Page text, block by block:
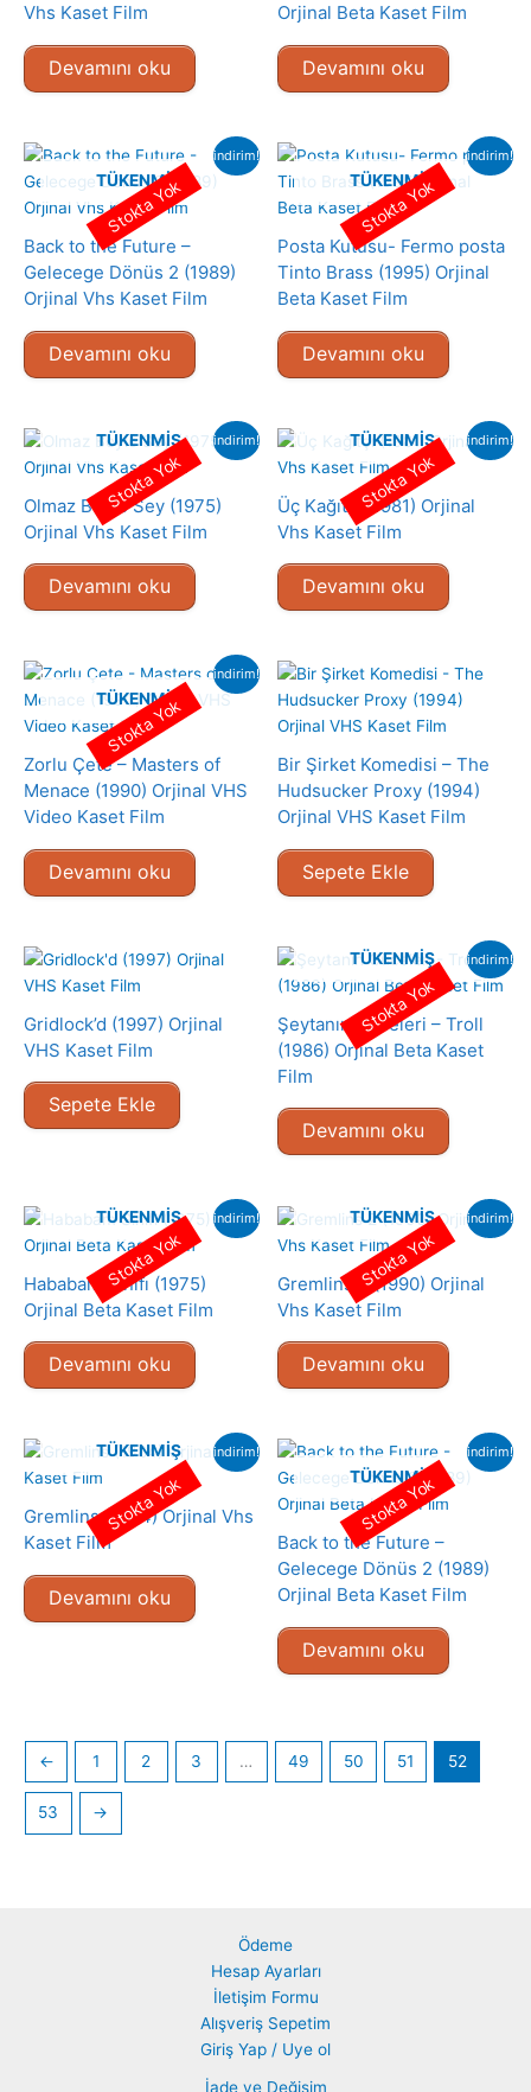
Vhs Kaset Film
Devamını oku
Orjinal Beta Kaset Film
Devamını oku
indirim!
TÜKENMIŞ
Back to the Future –
Gelecege Dönüs 2 (1989)
Orjinal Vhs Kaset Film
Devamını oku
Stokta Yok
indirim!
TÜKENMIŞ
Posta Kutusu- Fermo posta
Tinto Brass (1995) Orjinal
Beta Kaset Film
Devamını oku
Stokta Yok
indirim!
TÜKENMIŞ
Olmaz Boyle Sey (1975)
Orjinal Vhs Kaset Film
Devamını oku
Stokta Yok
indirim!
TÜKENMIŞ
Üç Kağıtçı (1981) Orjinal
Vhs Kaset Film
Devamını oku
Stokta Yok
indirim!
TÜKENMIŞ
Zorlu Çete – Masters of
Menace (1990) Orjinal VHS
Video Kaset Film
Devamını oku
Stokta Yok
Bir Şirket Komedisi – The
Hudsucker Proxy (1994)
Orjinal VHS Kaset Film
Sepete Ekle
Gridlock’d (1997) Orjinal
VHS Kaset Film
Sepete Ekle
indirim!
TÜKENMIŞ
Şeytanın Cüceleri – Troll
(1986) Orjinal Beta Kaset
Film
Devamını oku
Stokta Yok
indirim!
TÜKENMIŞ
Hababam Sınıfı (1975)
Orjinal Beta Kaset Film
Devamını oku
Stokta Yok
indirim!
TÜKENMIŞ
Gremlins 2 (1990) Orjinal
Vhs Kaset Film
Devamını oku
Stokta Yok
indirim!
TÜKENMIŞ
Gremlins (1984) Orjinal Vhs
Kaset Film
Devamını oku
Stokta Yok
indirim!
TÜKENMIŞ
Back to the Future –
Gelecege Dönüs 2 (1989)
Orjinal Beta Kaset Film
Devamını oku
Stokta Yok
← 1 2 3 … 49 50 51 52
53 →
Ödeme
Hesap Ayarları
İletişim Formu
Alışveriş Sepetim
Giriş Yap / Uye ol
İade ve Değişim